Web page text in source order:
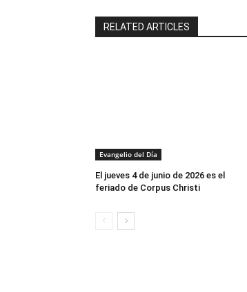
RELATED ARTICLES
Evangelio del Día
El jueves 4 de junio de 2026 es el
feriado de Corpus Christi